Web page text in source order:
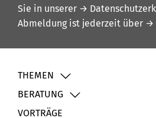
Sie in unserer →
Abmeldung ist jederzeit über →
THEMEN
BERATUNG
VORTRÄGE